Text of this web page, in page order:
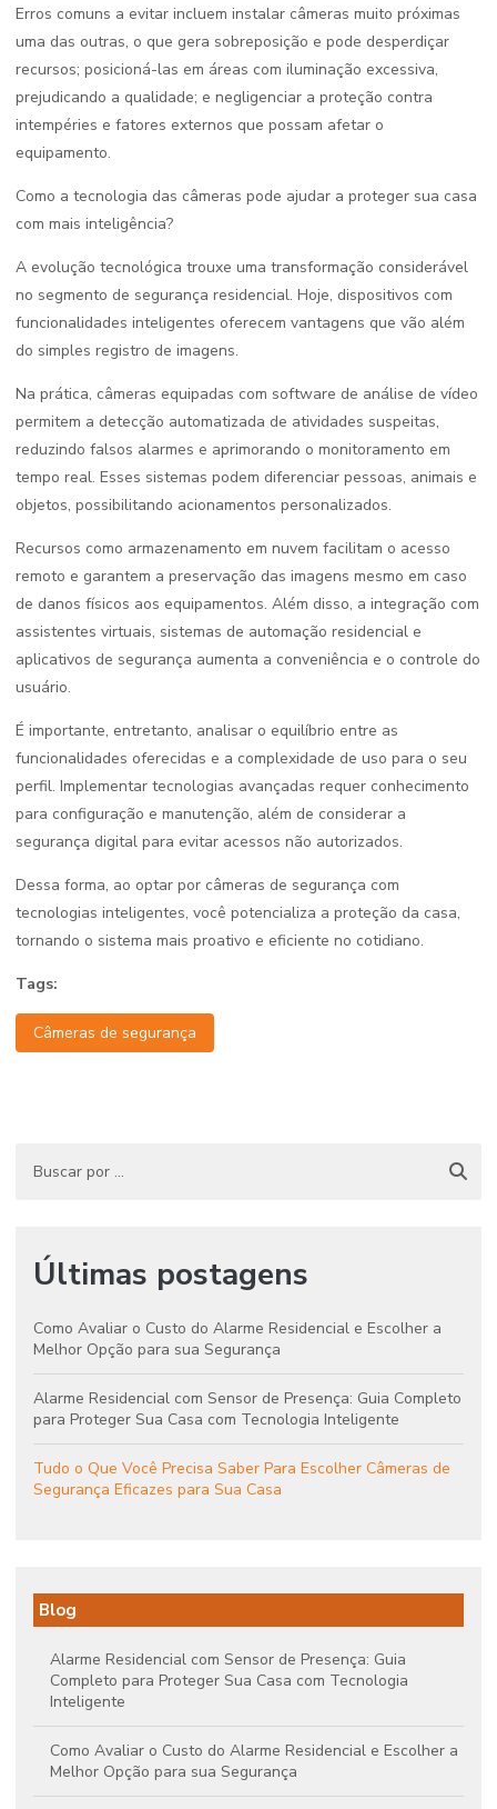
Erros comuns a evitar incluem instalar câmeras muito próximas
uma das outras, o que gera sobreposição e pode desperdiçar
recursos; posicioná-las em áreas com iluminação excessiva,
prejudicando a qualidade; e negligenciar a proteção contra
intempéries e fatores externos que possam afetar o
equipamento.
Como a tecnologia das câmeras pode ajudar a proteger sua casa
com mais inteligência?
A evolução tecnológica trouxe uma transformação considerável
no segmento de segurança residencial. Hoje, dispositivos com
funcionalidades inteligentes oferecem vantagens que vão além
do simples registro de imagens.
Na prática, câmeras equipadas com software de análise de vídeo
permitem a detecção automatizada de atividades suspeitas,
reduzindo falsos alarmes e aprimorando o monitoramento em
tempo real. Esses sistemas podem diferenciar pessoas, animais e
objetos, possibilitando acionamentos personalizados.
Recursos como armazenamento em nuvem facilitam o acesso
remoto e garantem a preservação das imagens mesmo em caso
de danos físicos aos equipamentos. Além disso, a integração com
assistentes virtuais, sistemas de automação residencial e
aplicativos de segurança aumenta a conveniência e o controle do
usuário.
É importante, entretanto, analisar o equilíbrio entre as
funcionalidades oferecidas e a complexidade de uso para o seu
perfil. Implementar tecnologias avançadas requer conhecimento
para configuração e manutenção, além de considerar a
segurança digital para evitar acessos não autorizados.
Dessa forma, ao optar por câmeras de segurança com
tecnologias inteligentes, você potencializa a proteção da casa,
tornando o sistema mais proativo e eficiente no cotidiano.
Tags:
Câmeras de segurança
Últimas postagens
Como Avaliar o Custo do Alarme Residencial e Escolher a
Melhor Opção para sua Segurança
Alarme Residencial com Sensor de Presença: Guia Completo
para Proteger Sua Casa com Tecnologia Inteligente
Tudo o Que Você Precisa Saber Para Escolher Câmeras de
Segurança Eficazes para Sua Casa
Blog
Alarme Residencial com Sensor de Presença: Guia
Completo para Proteger Sua Casa com Tecnologia
Inteligente
Como Avaliar o Custo do Alarme Residencial e Escolher a
Melhor Opção para sua Segurança